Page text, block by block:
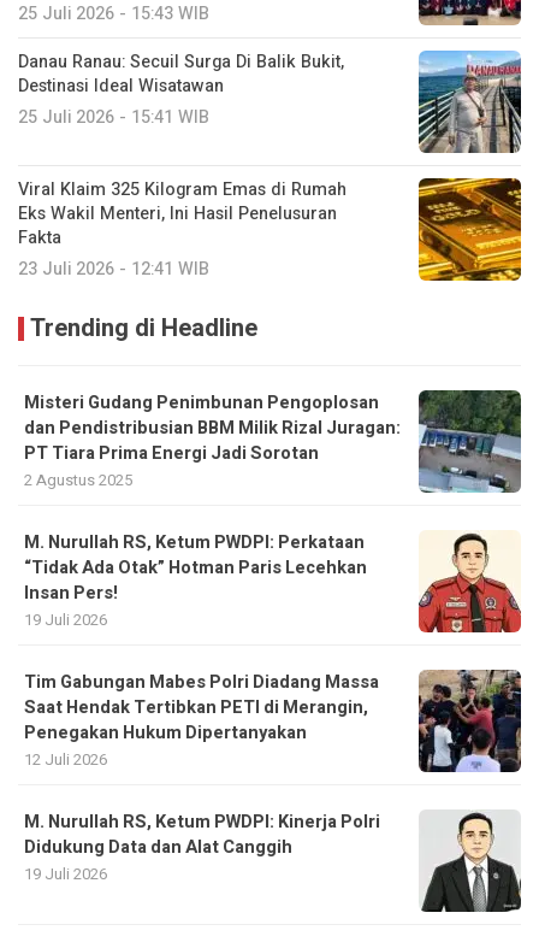
25 Juli 2026 - 15:43 WIB
Danau Ranau: Secuil Surga Di Balik Bukit,
Destinasi Ideal Wisatawan
25 Juli 2026 - 15:41 WIB
Viral Klaim 325 Kilogram Emas di Rumah
Eks Wakil Menteri, Ini Hasil Penelusuran
Fakta
23 Juli 2026 - 12:41 WIB
Trending di Headline
Misteri Gudang Penimbunan Pengoplosan
dan Pendistribusian BBM Milik Rizal Juragan:
PT Tiara Prima Energi Jadi Sorotan
2 Agustus 2025
M. Nurullah RS, Ketum PWDPI: Perkataan
“Tidak Ada Otak” Hotman Paris Lecehkan
Insan Pers!
19 Juli 2026
Tim Gabungan Mabes Polri Diadang Massa
Saat Hendak Tertibkan PETI di Merangin,
Penegakan Hukum Dipertanyakan
12 Juli 2026
M. Nurullah RS, Ketum PWDPI: Kinerja Polri
Didukung Data dan Alat Canggih
19 Juli 2026